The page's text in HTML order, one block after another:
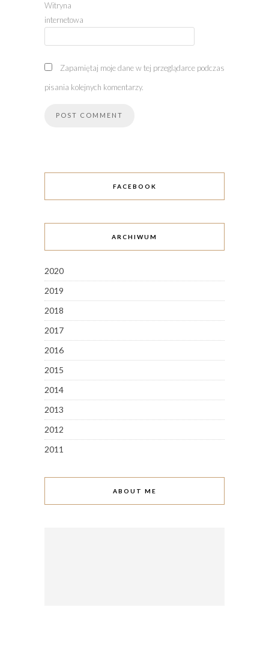
Witryna
internetowa
Zapamiętaj moje dane w tej przeglądarce podczas
pisania kolejnych komentarzy.
FACEBOOK
ARCHIWUM
2020
2019
2018
2017
2016
2015
2014
2013
2012
2011
ABOUT ME